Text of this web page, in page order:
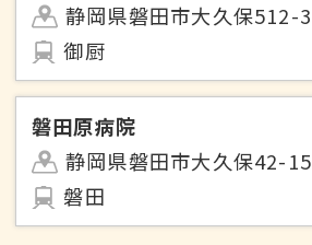
静岡県磐田市大久保512-3
御厨
磐田原病院
静岡県磐田市大久保42-15
磐田